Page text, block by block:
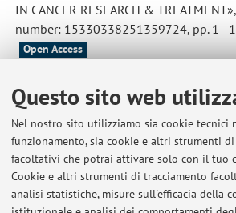
Questo sito web
Nel nostro sito utilizziamo sia cookie tecnici
funzionamento, sia cookie e altri strumenti
facoltativi che potrai attivare solo con il tuo
Cookie e altri strumenti di tracciamento
analisi statistiche, misure sull'efficacia della
IN CANCER RESEARCH &
number: 15330338251359724, pp. 1 -
Open Access
Ultimi avvisi